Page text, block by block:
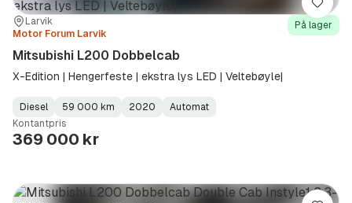
Sted:
Larvik
Forhandler:
Motor Forum Larvik
På lager
Mitsubishi L200 Dobbelcab
X-Edition | Hengerfeste | ekstra lys LED | Veltebøyle|
Fuel
Type:
Diesel
Kilometerstand:
59 000 km
Model
Year:
2020
Gearbox
Type:
Automat
Kontantpris
369 000 kr
Lagre